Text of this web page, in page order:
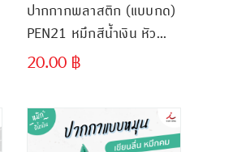
ปากกากพลาสติก (แบบกด)
PEN21 หมึกสีน้ำเงิน หัว
0.7 Mm.
20.00 ฿